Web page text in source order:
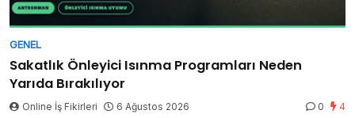
GENEL
Sakatlık Önleyici Isınma Programları Neden
Yarıda Bırakılıyor
Online İş Fikirleri 6 Ağustos 2026 0 4